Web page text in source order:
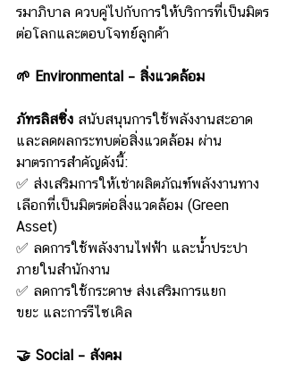
รมาภิบาล ควบคู่ไปกับการให้บริการที่เป็นมิตร
ต่อโลกและตอบโจทย์ลูกค้า
🌱 Environmental – สิ่งแวดล้อม
ภัทรลิสซิ่ง สนับสนุนการใช้พลังงานสะอาด
และลดผลกระทบต่อสิ่งแวดล้อม ผ่าน
มาตรการสำคัญดังนี้:
✅ ส่งเสริมการให้เช่าผลิตภัณฑ์พลังงานทาง
เลือกที่เป็นมิตรต่อสิ่งแวดล้อม (Green
Asset)
✅ ลดการใช้พลังงานไฟฟ้า และน้ำประปา
ภายในสำนักงาน
✅ ลดการใช้กระดาษ ส่งเสริมการแยก
ขยะ และการรีไซเคิล
🤝 Social – สังคม